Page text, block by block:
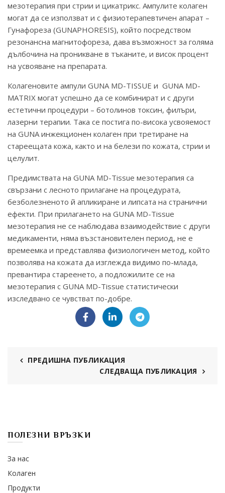
мезотерапия при стрии и цикатрикс. Ампулите колаген
могат да се използват и с физиотерапевтичен апарат –
Гунафореза (GUNAPHORESIS), който посредством
резонансна магнитофореза, дава възможност за голяма
дълбочина на проникване в тъканите, и висок процент
на усвояване на препарата.
Колагеновите ампули GUNA MD-TISSUE и GUNA MD-
MATRIX могат успешно да се комбинират и с други
естетични процедури – ботолинов токсин, филъри,
лазерни терапии. Така се постига по-висока усвояемост
на GUNA инжекционен колаген при третиране на
стареещата кожа, както и на белези по кожата, стрии и
целулит.
Предимствата на GUNA MD-Tissue мезотерапия са
свързани с лесното прилагане на процедурата,
безболезненото й апликиране и липсата на странични
ефекти. При прилагането на GUNA MD-Tissue
мезотерапия не се наблюдава взаимодействие с други
медикаменти, няма възстановителен период, не е
времеемка и представлява физиологичен метод, който
позволява на кожата да изглежда видимо по-млада,
превантира стареенето, а подложилите се на
мезотерапия с GUNA MD-Tissue статистически
изследвано се чувстват по-добре.
ПРЕДИШНА ПУБЛИКАЦИЯ
СЛЕДВАЩА ПУБЛИКАЦИЯ
ПОЛЕЗНИ ВРЪЗКИ
За нас
Колаген
Продукти